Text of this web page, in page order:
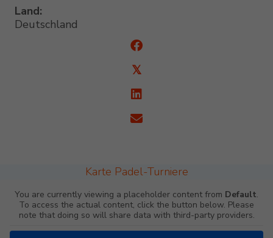
Land:
Deutschland
𝕏
Karte Padel-Turniere
You are currently viewing a placeholder content from Default.
To access the actual content, click the button below. Please
note that doing so will share data with third-party providers.